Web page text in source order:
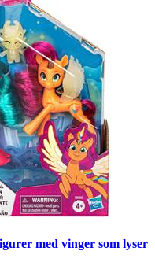
med vinger som lyser